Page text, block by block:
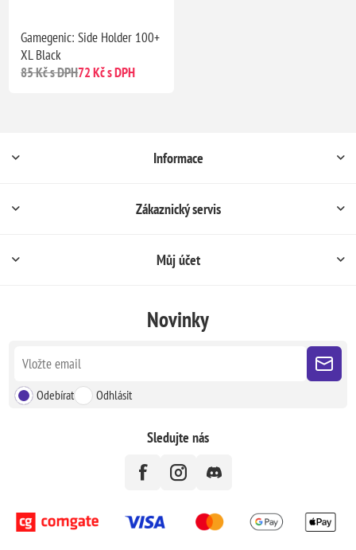
Gamegenic: Side Holder 100+
XL Black
85 Kč s DPH72 Kč s DPH
Informace
Zákaznický servis
Můj účet
Novinky
Odebírat Odhlásit
Sledujte nás